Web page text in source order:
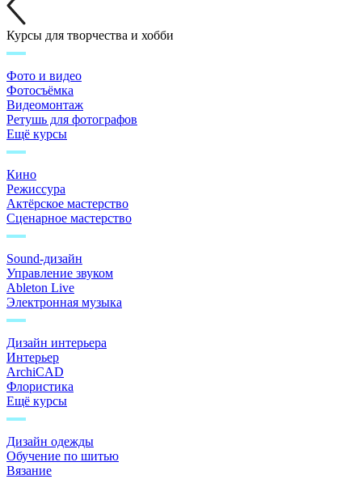
Курсы для творчества и хобби
Фото и видео
Фотосъёмка
Видеомонтаж
Ретушь для фотографов
Ещё курсы
Кино
Режиссура
Актёрское мастерство
Сценарное мастерство
Sound-дизайн
Управление звуком
Ableton Live
Электронная музыка
Дизайн интерьера
Интерьер
ArchiCAD
Флористика
Ещё курсы
Дизайн одежды
Обучение по шитью
Вязание